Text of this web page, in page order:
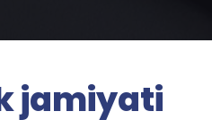
jamiyati